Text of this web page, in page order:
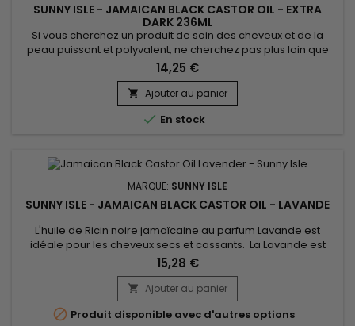
SUNNY ISLE - JAMAICAN BLACK CASTOR OIL - EXTRA
DARK 236ML
Si vous cherchez un produit de soin des cheveux et de la
peau puissant et polyvalent, ne cherchez pas plus loin que
l'huile de Ricin noire jamaïcaine extra foncée de Sunny
Isle.&nbsp; Cette huile puissante est efficace pour traiter les
cheveux secs et abîmés. Ellel fonctionne également bien
pour rehausser l’apparence des sourcils et des cils, ce qui
en...
14,25 €
 Ajouter au panier
 En stock
MARQUE: SUNNY ISLE
SUNNY ISLE - JAMAICAN BLACK CASTOR OIL - LAVANDE
L'huile de Ricin noire jamaïcaine au parfum Lavande est
idéale pour les cheveux secs et cassants. La Lavande est
considérée comme l'essence la plus polyvalente en
aromathérapie ! Elle est un antibiotique naturel, antiseptique,
anti-dépresseur, sédatif !... elle fonctionne bien sur peau
sèche ou à tendance acnéique, ou encore le traitement
contre...
15,28 €
 Ajouter au panier
 Produit disponible avec d'autres options